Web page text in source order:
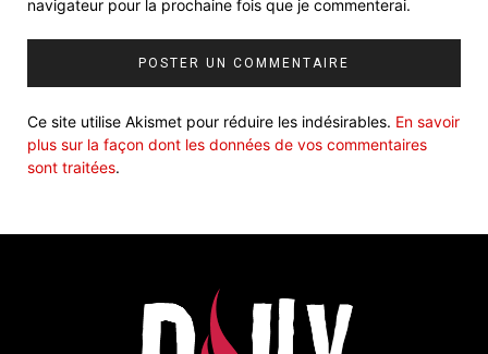
navigateur pour la prochaine fois que je commenterai.
Ce site utilise Akismet pour réduire les indésirables. En savoir
plus sur la façon dont les données de vos commentaires
sont traitées.